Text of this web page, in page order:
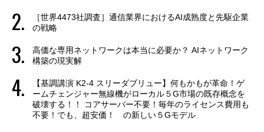
［世界4473社調査］通信業界におけるAI成熟度と先駆企業
の戦略
高価な専用ネットワークは本当に必要か？ AIネットワーク
構築の現実解
【基調講演 K2-4 スリーダブリュー】何もかもが革命！ゲ
ームチェンジャー無線機がローカル５G市場の既存概念を
破壊する！！ コアサーバー不要！毎年のライセンス費用も
不要！でも、超安価！ の新しい５Gモデル